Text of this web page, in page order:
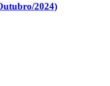
2024)